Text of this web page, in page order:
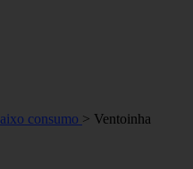
consumo > Ventoinha